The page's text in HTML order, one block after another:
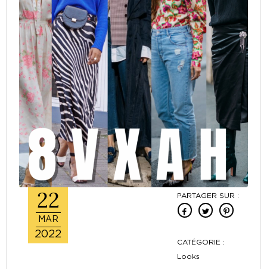
22
MAR
2022
PARTAGER SUR :
CATÉGORIE :
Looks